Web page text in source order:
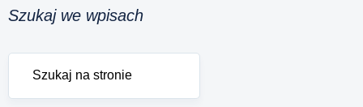
Szukaj we wpisach